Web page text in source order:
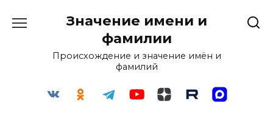
Значение имени и
фамилии
Происхождение и значение имён и
фамилий